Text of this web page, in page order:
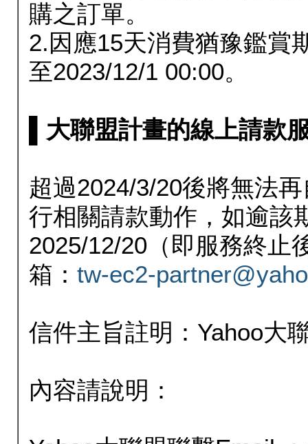
購之訂單。
2.因應15天消費猶豫鑑賞
至2023/12/1 00:00。
▌大聯盟計畫的線上請款
超過2024/3/20後將無法
行相關請款動作，如逾該
2025/12/20（即服務終止
箱： tw-ec2-
信件主旨註明：Yahoo大
內容請說明：